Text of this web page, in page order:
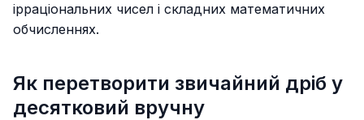
ірраціональних чисел і складних математичних
обчисленнях.
Як перетворити звичайний дріб у
десятковий вручну